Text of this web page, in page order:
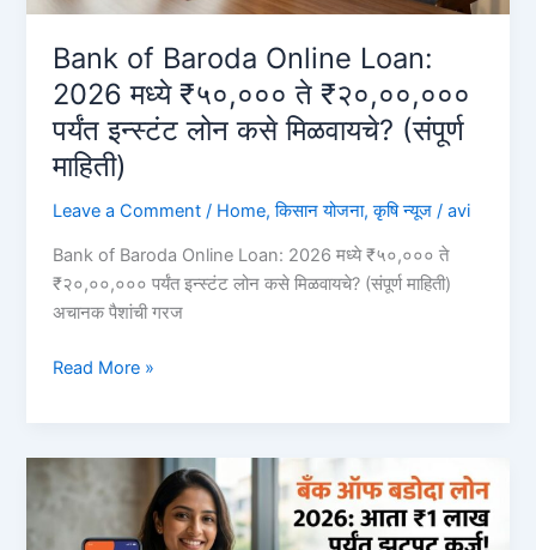
Personal
Loan
on
Aadhar
Card
Bank of Baroda Online Loan:
2026 मध्ये ₹५०,००० ते ₹२०,००,०००
पर्यंत इन्स्टंट लोन कसे मिळवायचे? (संपूर्ण
माहिती)
Leave a Comment / Home,किसान योजना,कृषि न्यूज /avi
Bank of Baroda Online Loan: 2026 मध्ये ₹५०,००० ते
₹२०,००,००० पर्यंत इन्स्टंट लोन कसे मिळवायचे? (संपूर्ण माहिती)
अचानक पैशांची गरज
Bank
Online
Loan:
Read More »